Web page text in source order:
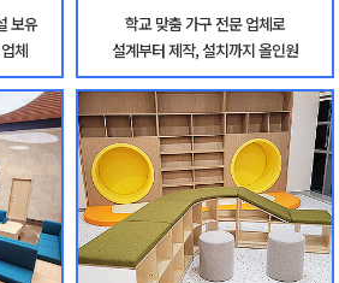
보유
체
학교 맞춤 가구 전문 업체로
설계부터 제작, 설치까지 올인원